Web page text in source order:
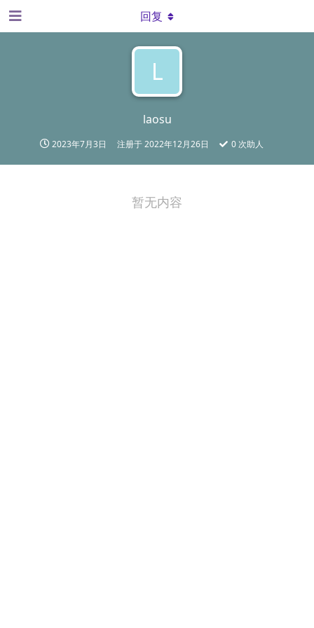
L
laosu
2023年7月3日 注册于2022年12月26日 0 次助人
回复
暂无内容